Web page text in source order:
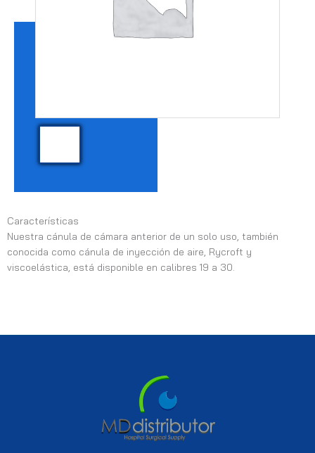
Características
Nuestra cánula de cámara anterior de un solo uso, también
conocida como cánula de inyección de aire, Rycroft y
viscoelástica, está disponible en calibres 19 a 30.